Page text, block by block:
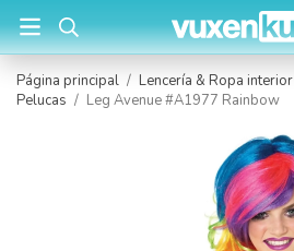
Página principal / Lencería & Ropa interior
Pelucas / Leg Avenue #A1977 Rainbow